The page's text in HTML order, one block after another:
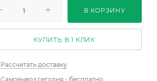
В КОРЗИНУ
КУПИТЬ В 1 КЛИК
Рассчитать доставку
Самовывоз сегодня - бесплатно